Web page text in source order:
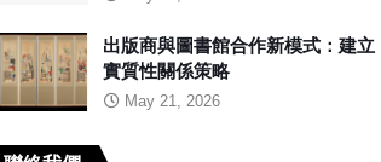
出版商與圖書館合作新模式：建立
實質性關係策略
May 21, 2026